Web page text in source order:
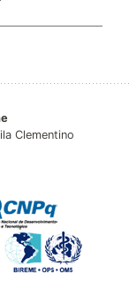
Clementino